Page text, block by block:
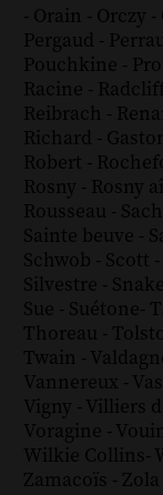
- Orain - Orczy -
Pergaud -
Pouchkine -
Racine -
Reibrach -
Richard -
Robert -
Rosny - Rosny
Rousseau -
Sainte beuve -
Schwob - Scott -
Silvestre -
Sue - Suétone-
Thoreau -
Twain -
Vannereux -
Vigny - Villiers
Voragine -
Wilkie Collins-
Zamacoïs - Zola